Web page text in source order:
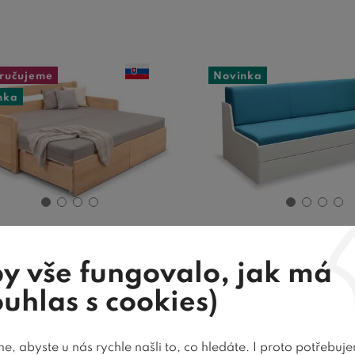
prostorem FLEXO
- s čely, masiv buk
průběžný buk (4/2,5 cm) |
Novinka
80, bílá
Rozkládací postel z
vše fungovalo, jak má
s cookies)
abyste u nás rychle našli to, co hledáte. I proto